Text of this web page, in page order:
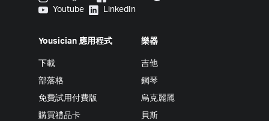
Yousician on Youtube
Youtube Yousician on LinkedIn
LinkedIn
Yousician 應用程式
下載
部落格
免費試用付費版
購買禮品卡
樂器
吉他
鋼琴
烏克麗麗
貝斯